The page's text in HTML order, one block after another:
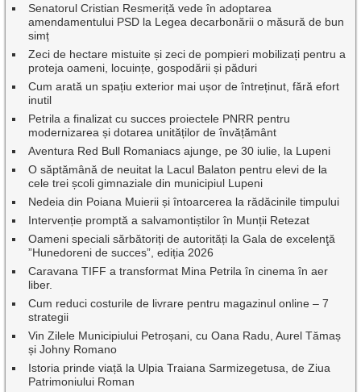
Senatorul Cristian Resmeriță vede în adoptarea
amendamentului PSD la Legea decarbonării o măsură de bun
simț
Zeci de hectare mistuite și zeci de pompieri mobilizați pentru a
proteja oameni, locuințe, gospodării și păduri
Cum arată un spațiu exterior mai ușor de întreținut, fără efort
inutil
Petrila a finalizat cu succes proiectele PNRR pentru
modernizarea și dotarea unităților de învățământ
Aventura Red Bull Romaniacs ajunge, pe 30 iulie, la Lupeni
O săptămână de neuitat la Lacul Balaton pentru elevi de la
cele trei școli gimnaziale din municipiul Lupeni
Nedeia din Poiana Muierii și întoarcerea la rădăcinile timpului
Intervenție promptă a salvamontiștilor în Munții Retezat
Oameni speciali sărbătoriți de autorități la Gala de excelenţă
”Hunedoreni de succes”, ediția 2026
Caravana TIFF a transformat Mina Petrila în cinema în aer
liber.
Cum reduci costurile de livrare pentru magazinul online – 7
strategii
Vin Zilele Municipiului Petroșani, cu Oana Radu, Aurel Tămaș
și Johny Romano
Istoria prinde viață la Ulpia Traiana Sarmizegetusa, de Ziua
Patrimoniului Roman